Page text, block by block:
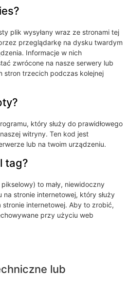
plik wysyłany wraz ze stronami tej
przeglądarkę na dysku twardym
Informacje w nich
zwrócone na nasze serwery lub
stron trzecich podczas kolejnej
który służy do prawidłowego
witryny. Ten kod jest
lub na twoim urządzeniu.
tag?
to mały, niewidoczny
stronie internetowej, który służy
stronie internetowej. Aby to zrobić,
przy użyciu web
lub